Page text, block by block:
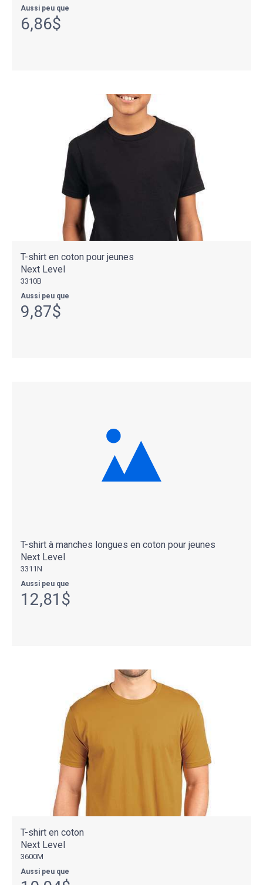
Aussi peu que
6,86$
T-shirt en coton pour jeunes
Next Level
3310B
Aussi peu que
9,87$
T-shirt à manches longues en coton pour jeunes
Next Level
3311N
Aussi peu que
12,81$
T-shirt en coton
Next Level
3600M
Aussi peu que